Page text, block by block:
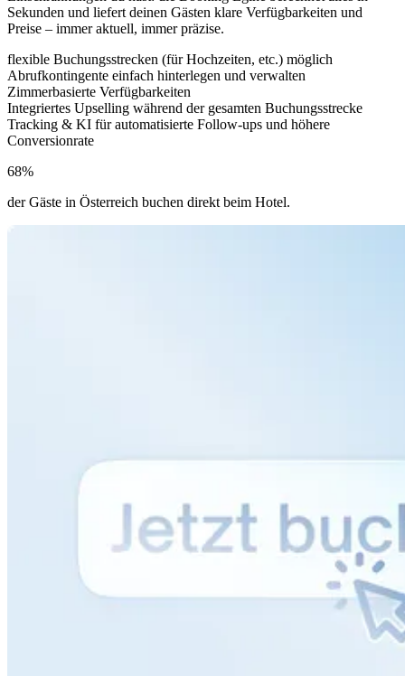
Sekunden und liefert deinen Gästen klare Verfügbarkeiten und
Preise – immer aktuell, immer präzise.
flexible Buchungsstrecken (für Hochzeiten, etc.) möglich
Abrufkontingente einfach hinterlegen und verwalten
Zimmerbasierte Verfügbarkeiten
Integriertes Upselling während der gesamten Buchungsstrecke
Tracking & KI für automatisierte Follow-ups und höhere
Conversionrate
68%
der Gäste in Österreich buchen direkt beim Hotel.